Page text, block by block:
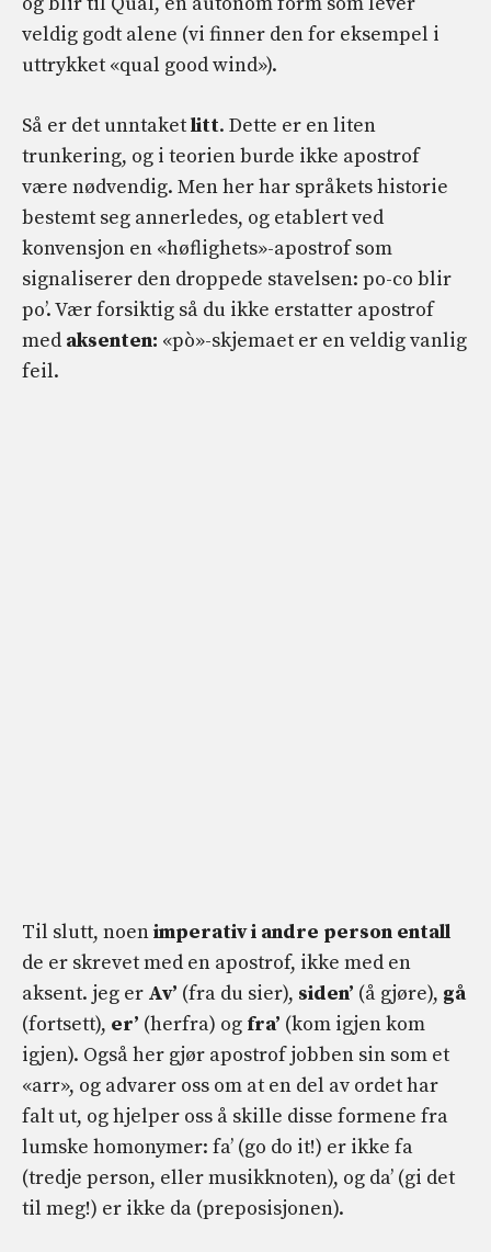
veldig godt alene (vi finner den for eksempel i
uttrykket «qual good wind»).
Så er det unntaketlitt. Dette er en liten
trunkering, og i teorien burde ikke apostrof
være nødvendig. Men her har språkets historie
bestemt seg annerledes, og etablert ved
konvensjon en «høflighets»-apostrof som
signaliserer den droppede stavelsen: po-co blir
po’. Vær forsiktig så du ikke erstatter apostrof
med aksenten: «pò»-skjemaet er en veldig vanlig
feil.
Til slutt, noenimperativ i andre person entall
de er skrevet med en apostrof, ikke med en
aksent. jeg er Av’ (fra du sier), siden’ (å gjøre), gå
(fortsett), er’ (herfra) og fra’ (kom igjen kom
igjen). Også her gjør apostrof jobben sin som et
«arr», og advarer oss om at en del av ordet har
falt ut, og hjelper oss å skille disse formene fra
lumske homonymer: fa’ (go do it!) er ikke fa
(tredje person, eller musikknoten), og da’ (gi det
til meg!) er ikke da (preposisjonen).